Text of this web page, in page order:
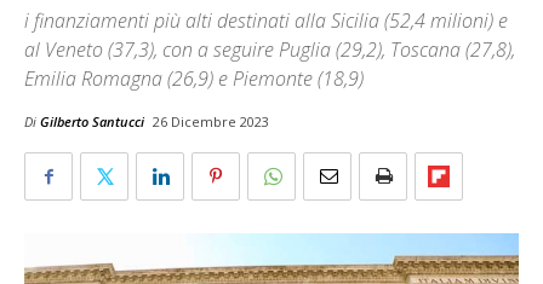
i finanziamenti più alti destinati alla Sicilia (52,4 milioni) e
al Veneto (37,3), con a seguire Puglia (29,2), Toscana (27,8),
Emilia Romagna (26,9) e Piemonte (18,9)
Di Gilberto Santucci 26 Dicembre 2023